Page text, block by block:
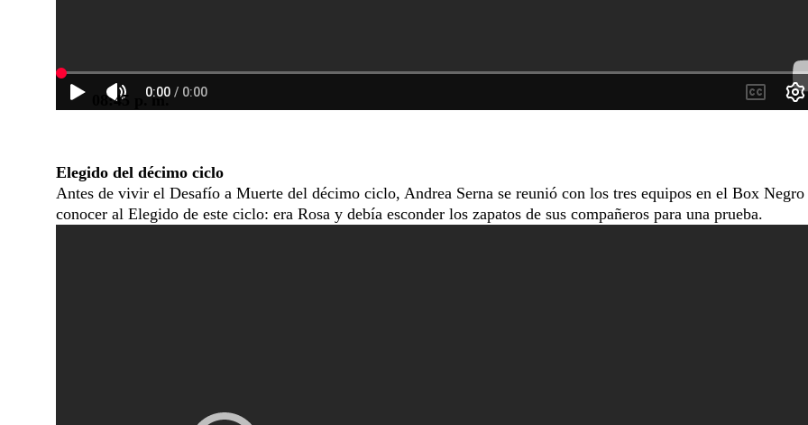
08:45 p. m.
Elegido del décimo ciclo
Antes de vivir el Desafío a Muerte del décimo ciclo, Andrea Serna se reunió con los tres equipos en el Box Negro
conocer al Elegido de este ciclo: era Rosa y debía esconder los zapatos de sus compañeros para una prueba.